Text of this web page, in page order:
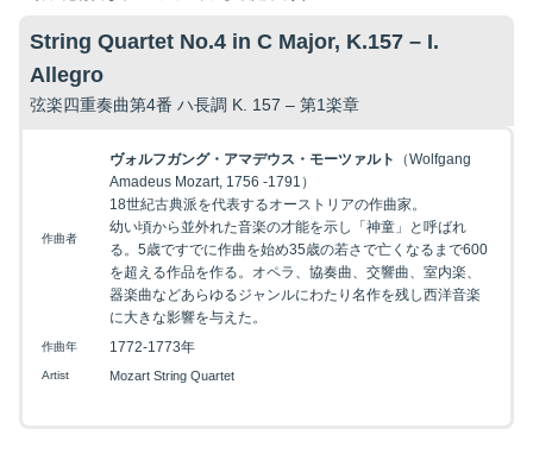
String Quartet No.4 in C Major, K.157 – I.
Allegro
弦楽四重奏曲第4番 ハ長調 K. 157 – 第1楽章
作曲者
ヴォルフガング・アマデウス・モーツァルト
（Wolfgang
Amadeus Mozart, 1756 -1791）
18世紀古典派を代表するオーストリアの作曲家。
幼い頃から並外れた音楽の才能を示し「神童」と呼ばれ
る。5歳ですでに作曲を始め35歳の若さで亡くなるまで600
を超える作品を作る。オペラ、協奏曲、交響曲、室内楽、
器楽曲などあらゆるジャンルにわたり名作を残し西洋音楽
に大きな影響を与えた。
作曲年 1772-1773年
Artist Mozart String Quartet